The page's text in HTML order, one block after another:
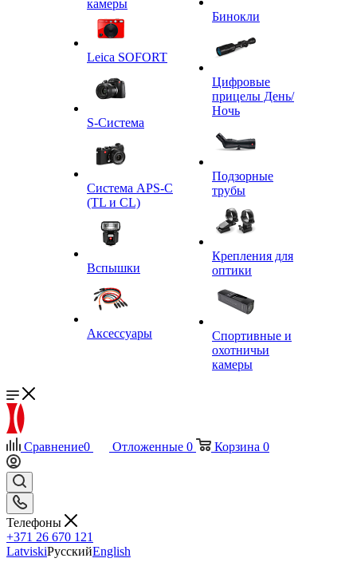
камеры
Leica SOFORT
S-Система
Система APS-C
(TL и CL)
Вспышки
Аксессуары
Бинокли
Цифровые
прицелы День/
Ночь
Подзорные
трубы
Крепления для
оптики
Спортивные и
охотничьи
камеры
Сравнение0 Отложенные 0 Корзина 0
Телефоны
+371 26 670 121
LatviskiРусскийEnglish